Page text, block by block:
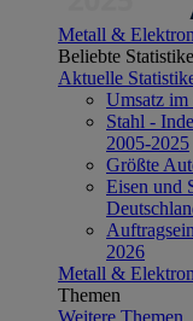
Metall &
Beliebte
Aktuelle
Umsatz im
Stahl -
2005-2025
Größte
Eisen und
2026
Metall &
Themen
Weitere Themen